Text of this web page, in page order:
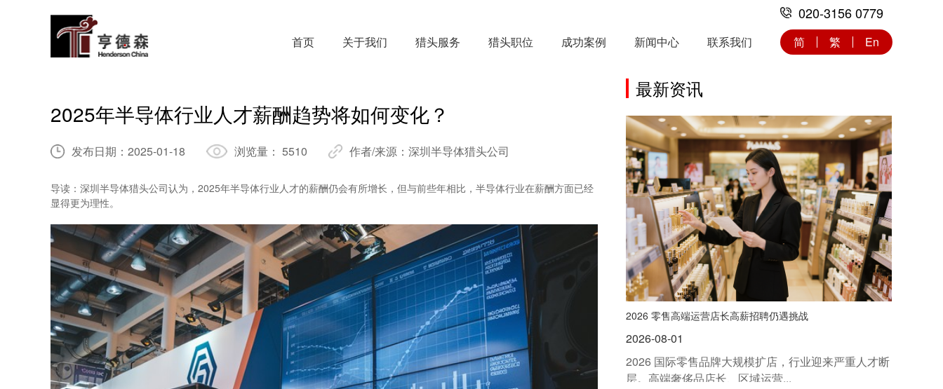
020-3156 0779
首页 关于我们 猎头服务 猎头职位 成功案例 新闻中心 联系我们 简 繁 En
2025年半导体行业人才薪酬趋势将如何变化？
发布日期： 2025-01-18 浏览量： 5510 作者/来源： 深圳半导体猎头公司
导读：深圳半导体猎头公司认为，2025年半导体行业人才的薪酬仍会有所增长，但与前些年相比，半导体行业在薪酬方面已经
显得更为理性。
最新资讯
2026 零售高端运营店长高薪招聘仍遇挑战
2026-08-01
2026 国际零售品牌大规模扩店，行业迎来严重人才断
层。高端奢侈品店长、区域运营...